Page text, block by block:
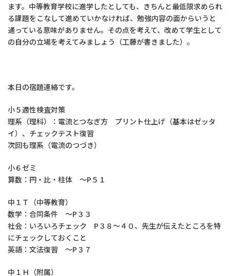
ます。中等教育学校に進学したとしても、きちんと最低限求められ
る課題をこなして進めていかなければ、勉強内容の面からいうと
通っている意味がありません。その点を考えて、改めて学生として
の自分の立場を考えてみましょう（工藤が書きました）。
本日の宿題連絡です。
小５適性検査対策
理系（理科）：電流とつなぎ方 プリント仕上げ（基本はゼッタ
イ）、チェックテスト復習
次回も理系（電流のつづき）
小６ゼミ
算数：円・比・柱体 ～P５１
中１Ｔ（中等教育）
数学：合同条件 ～P３３
社会：いろいろチェック P３８～４０、先生が伝えたところを特
にチェックしておくこと
英語：文法復習 ～P３７
中１Ｈ（附属）